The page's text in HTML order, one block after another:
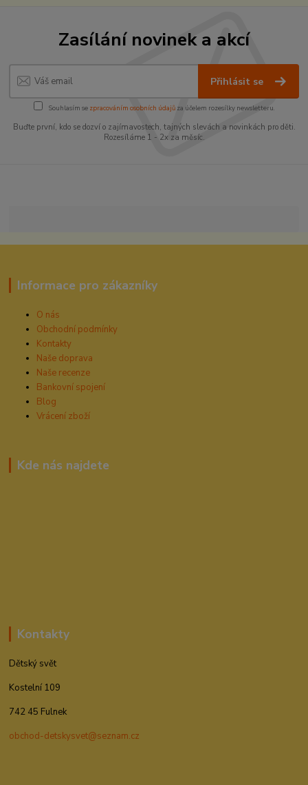
Zasílání novinek a akcí
Přihlásit se
Souhlasím se zpracováním osobních údajůza účelem rozesílky newsletteru.
Buďte první, kdo se dozví o zajímavostech, tajných slevách a novinkách pro děti.
Rozesíláme 1 - 2x za měsíc.
Informace pro zákazníky
O nás
Obchodní podmínky
Kontakty
Naše doprava
Naše recenze
Bankovní spojení
Blog
Vrácení zboží
Kde nás najdete
Kontakty
Dětský svět
Kostelní 109
742 45 Fulnek
obchod-detskysvet@seznam.cz